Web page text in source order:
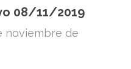
08/11/2019
noviembre de